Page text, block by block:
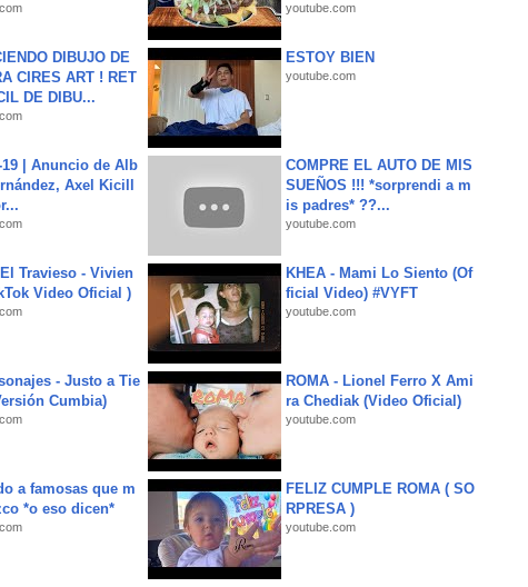
youtube.com
DIBUJO DE
CIRES ART ! RET
DE DIBU...
ESTOY BIEN
youtube.com
19 | Anuncio de Alb
Axel Kicill
COMPRE EL AUTO DE MIS
SUEÑOS !!! *sorprendi a m
is padres* ??...
youtube.com
Travieso - Vivien
Video Oficial )
KHEA - Mami Lo Siento (Of
ficial Video) #VYFT
youtube.com
- Justo a Tie
Cumbia)
ROMA - Lionel Ferro X Ami
ra Chediak (Video Oficial)
youtube.com
a famosas que m
*o eso dicen*
FELIZ CUMPLE ROMA ( SO
RPRESA )
youtube.com